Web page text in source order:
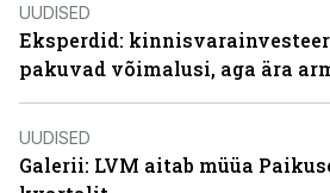
UUDISED
Eksperdid:
pakuvad võimalusi, aga ära
UUDISED
Galerii: LVM aitab müüa